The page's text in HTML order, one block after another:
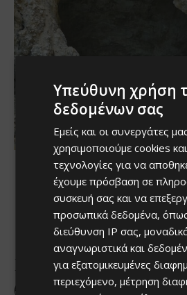
Υπεύθυνη χρήση
δεδομένων σας
Εμείς και οι συνεργάτες
χρησιμοποιούμε cookies
τεχνολογίες για να
έχουμε πρόσβαση σε
συσκευή σας και να
προσωπικά δεδομένα,
διεύθυνση IP σας,
αναγνωριστικά και
για εξατομικευμένες
περιεχόμενο, μέτρηση